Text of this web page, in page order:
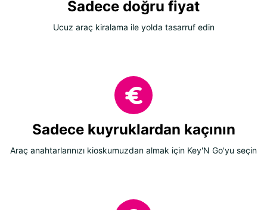
Sadece doğru fiyat
Ucuz araç kiralama ile yolda tasarruf edin
Sadece kuyruklardan kaçının
Araç anahtarlarınızı kioskumuzdan almak için Key'N Go'yu seçin